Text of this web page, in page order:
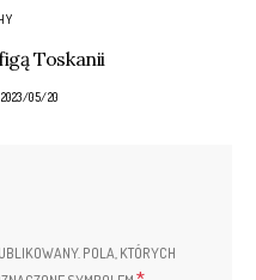
Toskanii
2023/05/20
POLA, KTÓRYCH